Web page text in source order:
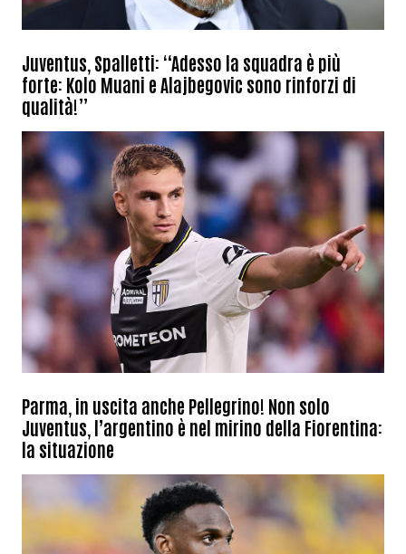
Juventus, Spalletti: “Adesso la squadra è più
forte: Kolo Muani e Alajbegovic sono rinforzi di
qualità!”
Parma, in uscita anche Pellegrino! Non solo
Juventus, l’argentino è nel mirino della Fiorentina:
la situazione